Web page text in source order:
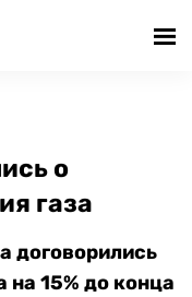
о
газа
договорились
на 15% до конца